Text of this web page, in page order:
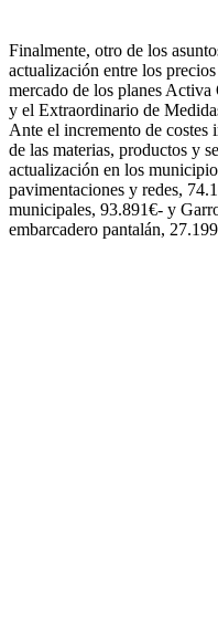
Finalmente, otro de los
actualización entre los
mercado de los planes
y el Extraordinario de
Ante el incremento de costes
de las materias, productos y
actualización en los
pavimentaciones y redes,
municipales, 93.891€- y
embarcadero pantalán,